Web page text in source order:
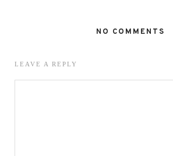
NO COMMENTS
LEAVE A REPLY